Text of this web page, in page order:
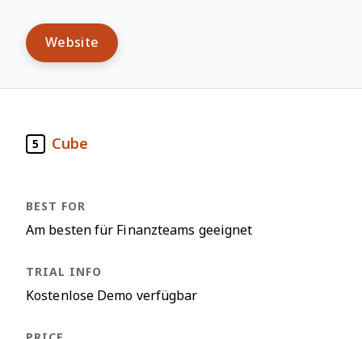
Website
5 Cube
Am besten für Finanzteams geeignet
Kostenlose Demo verfügbar